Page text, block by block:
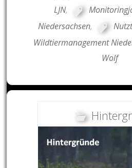
LJN,
Niedersachsen,
Wildtiermanagement
Wolf